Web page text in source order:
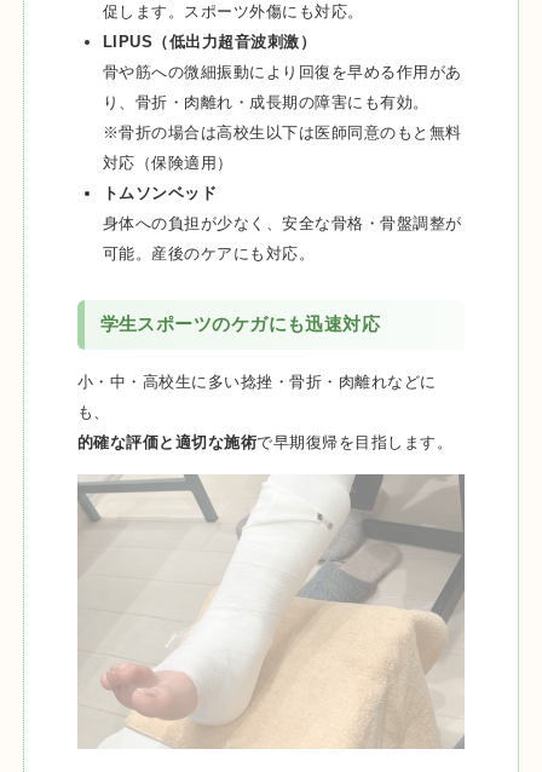
促します。スポーツ外傷にも対応。
LIPUS（低出力超音波刺激）
骨や筋への微細振動により回復を早める作用があ
り、骨折・肉離れ・成長期の障害にも有効。
※骨折の場合は高校生以下は医師同意のもと無料
対応（保険適用）
トムソンベッド
身体への負担が少なく、安全な骨格・骨盤調整が
可能。産後のケアにも対応。
学生スポーツのケガにも迅速対応
小・中・高校生に多い捻挫・骨折・肉離れなどに
も、
的確な評価と適切な施術で早期復帰を目指します。